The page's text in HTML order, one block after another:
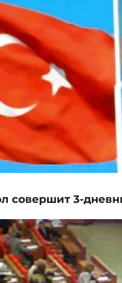
совершит 3-